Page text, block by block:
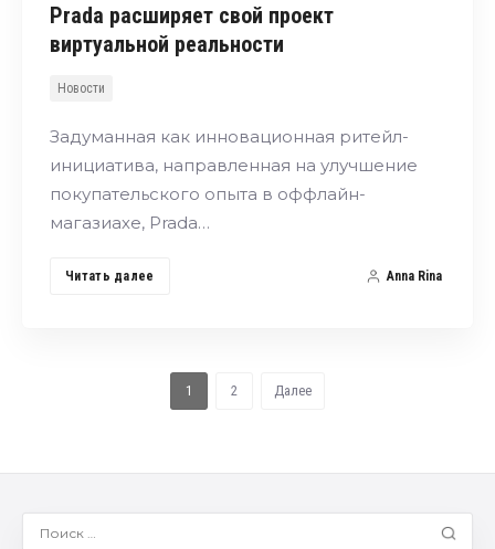
Prada расширяет свой проект
виртуальной реальности
Новости
Задуманная как инновационная ритейл-
инициатива, направленная на улучшение
покупательского опыта в оффлайн-
магазиахе, Prada…
Читать далее Anna Rina
1 2 Далее